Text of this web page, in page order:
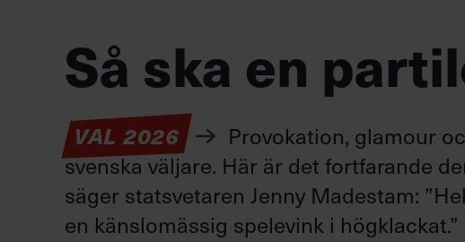
Så ska en
VAL 2026
Provokation, glamour
svenska väljare. Här är det fortfarande
säger statsvetaren Jenny Madestam:
en känslomässig spelevink i högklackat.”